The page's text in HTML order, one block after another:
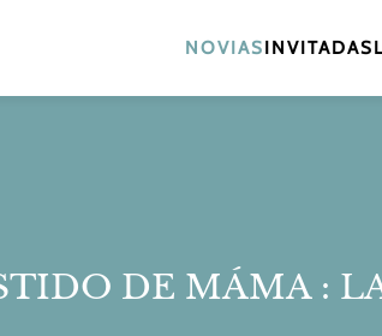
NOVIASINVITADAS
DE MÁMA :